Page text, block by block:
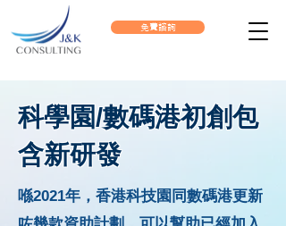
免費諮詢
科學園/數碼港初創包
含新研發
喺2021年，香港科技園同數碼港更新